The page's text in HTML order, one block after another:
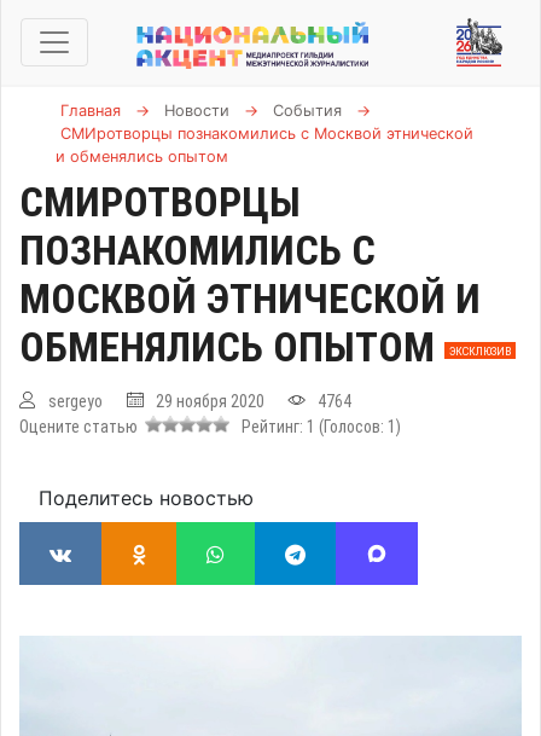
Главная → Новости → События
→
СМИротворцы познакомились с Москвой этнической
и обменялись опытом
СМИРОТВОРЦЫ
ПОЗНАКОМИЛИСЬ С
МОСКВОЙ ЭТНИЧЕСКОЙ И
ОБМЕНЯЛИСЬ ОПЫТОМ
ЭКСКЛЮЗИВ
sergeyo 29 ноября 2020
4764
Оцените статью
Рейтинг: 1 (Голосов: 1 )
Поделитесь новостью